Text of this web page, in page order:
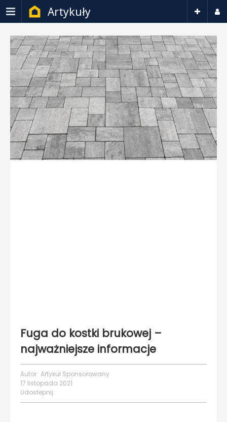
Artykuły
Fuga do kostki brukowej –
najważniejsze informacje
Autor: Artykuł Sponsorowany
17 listopada 2021
Udostepnij: